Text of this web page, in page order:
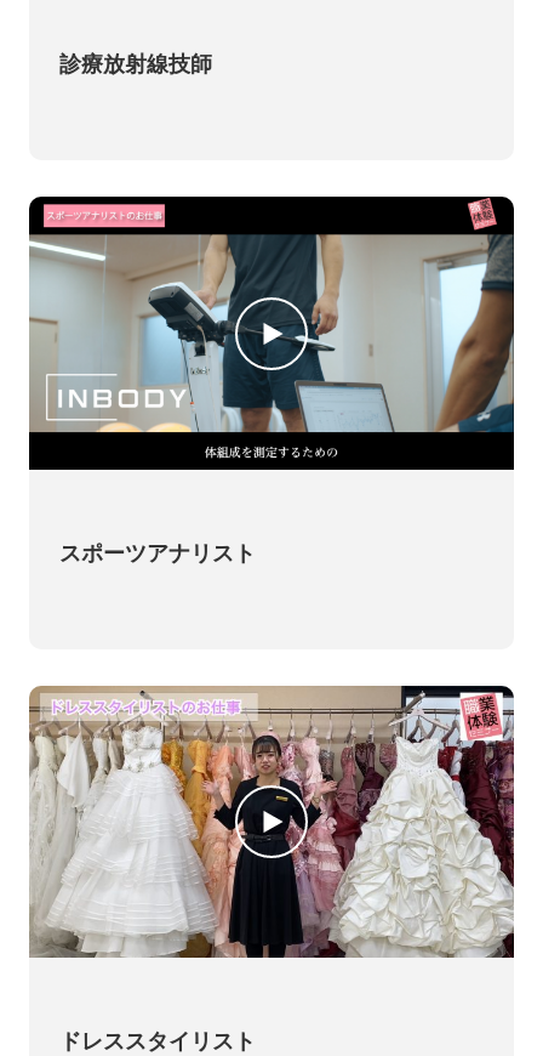
診療放射線技師
スポーツアナリスト
ドレススタイリスト